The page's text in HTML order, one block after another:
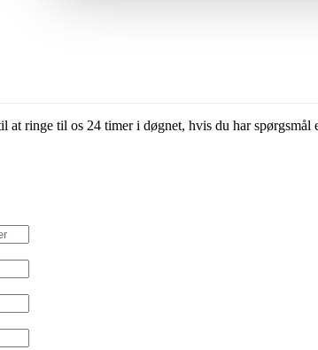
at ringe til os 24 timer i døgnet, hvis du har